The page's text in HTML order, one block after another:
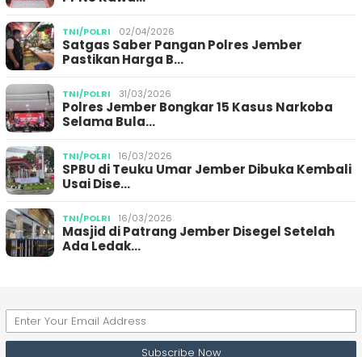
TNI/POLRI 02/04/2026
Satgas Saber Pangan Polres Jember
Pastikan Harga B…
TNI/POLRI 31/03/2026
Polres Jember Bongkar 15 Kasus Narkoba
Selama Bula…
TNI/POLRI 16/03/2026
SPBU di Teuku Umar Jember Dibuka Kembali
Usai Dise…
TNI/POLRI 16/03/2026
Masjid di Patrang Jember Disegel Setelah
Ada Ledak…